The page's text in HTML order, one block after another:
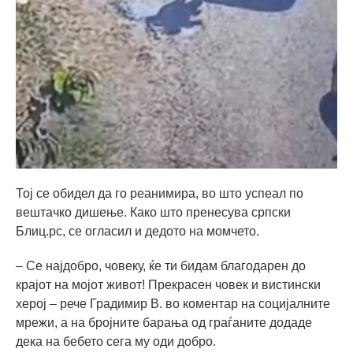
Тој се обидел да го реанимира, во што успеал по
вештачко дишење. Како што пренесува српски
Блиц.рс, се огласил и дедото на момчето.
– Се најдобро, човеку, ќе ти бидам благодарен до
крајот на мојот живот! Прекрасен човек и вистински
херој – рече Градимир В. во коментар на социјалните
мрежи, а на бројните барања од граѓаните додаде
дека на бебето сега му оди добро.